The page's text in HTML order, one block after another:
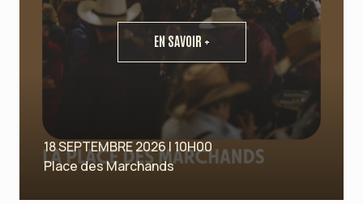
EN SAVOIR +
18 SEPTEMBRE 2026 | 10H00
Place des Marchands